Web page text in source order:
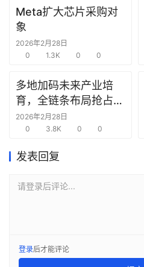
报
告
之
窗
链
圈
Meta扩大芯片采购对
象
2026年2月28日
0
1.3K 0 0
多地加码未来产业培
育，全链条布局抢占新
赛道先机
2026年2月28日
0
3.8K 0 0
发表回复
请登录后评论...
登录后才能评论